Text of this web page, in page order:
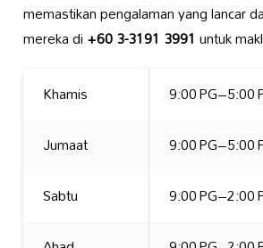
memastikan pengalaman yang lancar
mereka di+60 3-3191 3991 untuk
Khamis
9:00 PG–5:00
Jumaat
9:00 PG–5:00
Sabtu
9:00 PG–2:00